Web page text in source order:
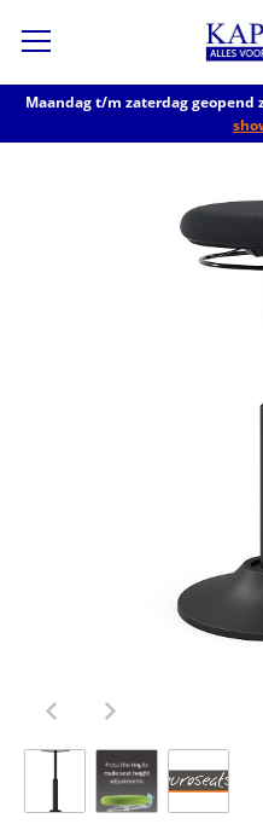
Maandag t/m zaterdag geopend